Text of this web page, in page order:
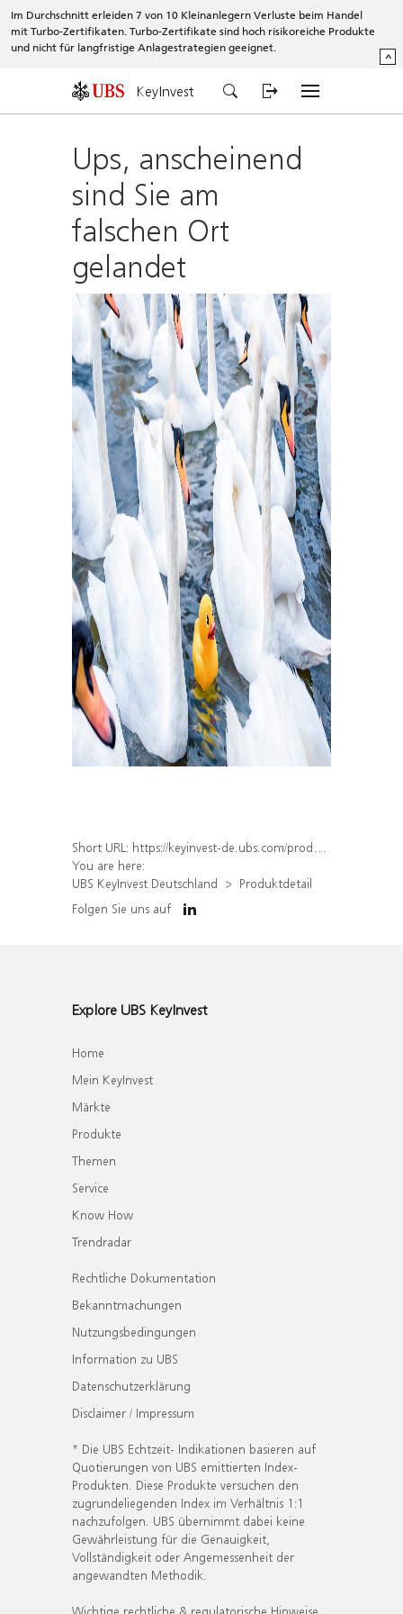
Im Durchschnitt erleiden 7 von 10 Kleinanlegern Verluste beim Handel
mit Turbo-Zertifikaten. Turbo-Zertifikate sind hoch risikoreiche Produkte
und nicht für langfristige Anlagestrategien geeignet.
^
KeyInvest
Ups, anscheinend
sind Sie am
falschen Ort
gelandet
Short URL: https://keyinvest-de.ubs.com/produkt/detail/index/isin/DE000WA44GD8
You are here:
UBS KeyInvest Deutschland
Produktdetail
Folgen Sie uns auf
Explore UBS KeyInvest
Home
Mein KeyInvest
Märkte
Produkte
Themen
Service
Know How
Trendradar
Rechtliche Dokumentation
Bekanntmachungen
Nutzungsbedingungen
Information zu UBS
Datenschutzerklärung
Disclaimer / Impressum
* Die UBS Echtzeit- Indikationen basieren auf
Quotierungen von UBS emittierten Index-
Produkten. Diese Produkte versuchen den
zugrundeliegenden Index im Verhältnis 1:1
nachzufolgen. UBS übernimmt dabei keine
Gewährleistung für die Genauigkeit,
Vollständigkeit oder Angemessenheit der
angewandten Methodik.